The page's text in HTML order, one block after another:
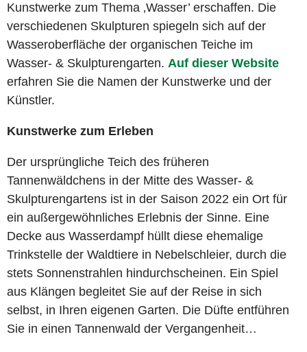
Kunstwerke zum Thema ‚Wasser’ erschaffen. Die
verschiedenen Skulpturen spiegeln sich auf der
Wasseroberfläche der organischen Teiche im
Wasser- & Skulpturengarten. Auf dieser Website
erfahren Sie die Namen der Kunstwerke und der
Künstler.
Kunstwerke zum Erleben
Der ursprüngliche Teich des früheren
Tannenwäldchens in der Mitte des Wasser- &
Skulpturengartens ist in der Saison 2022 ein Ort für
ein außergewöhnliches Erlebnis der Sinne. Eine
Decke aus Wasserdampf hüllt diese ehemalige
Trinkstelle der Waldtiere in Nebelschleier, durch die
stets Sonnenstrahlen hindurchscheinen. Ein Spiel
aus Klängen begleitet Sie auf der Reise in sich
selbst, in Ihren eigenen Garten. Die Düfte entführen
Sie in einen Tannenwald der Vergangenheit…